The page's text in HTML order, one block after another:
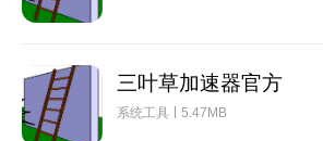
三叶草加速器官方
系统工具 5.47MB